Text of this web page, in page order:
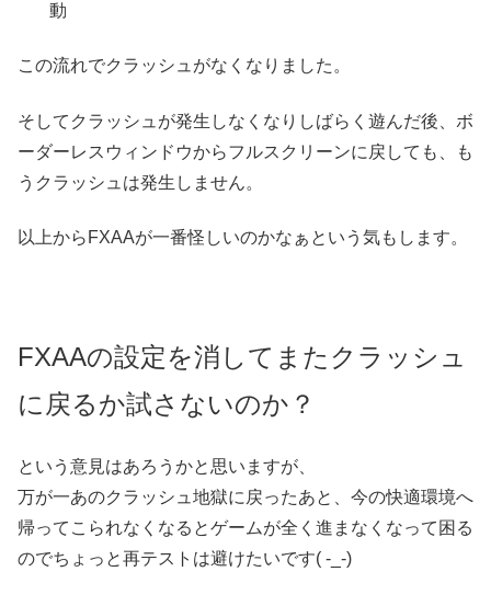
動
この流れでクラッシュがなくなりました。
そしてクラッシュが発生しなくなりしばらく遊んだ後、ボ
ーダーレスウィンドウからフルスクリーンに戻しても、も
うクラッシュは発生しません。
以上からFXAAが一番怪しいのかなぁという気もします。
FXAAの設定を消してまたクラッシュ
に戻るか試さないのか？
という意見はあろうかと思いますが、
万が一あのクラッシュ地獄に戻ったあと、今の快適環境へ
帰ってこられなくなるとゲームが全く進まなくなって困る
のでちょっと再テストは避けたいです( -_-)